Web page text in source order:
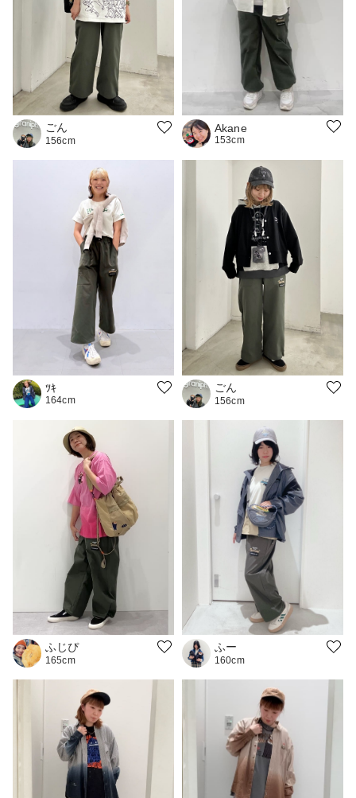
ごん
156cm
Akane
153cm
ﾂｷ
164cm
ごん
156cm
ふじぴ
165cm
ふー
160cm